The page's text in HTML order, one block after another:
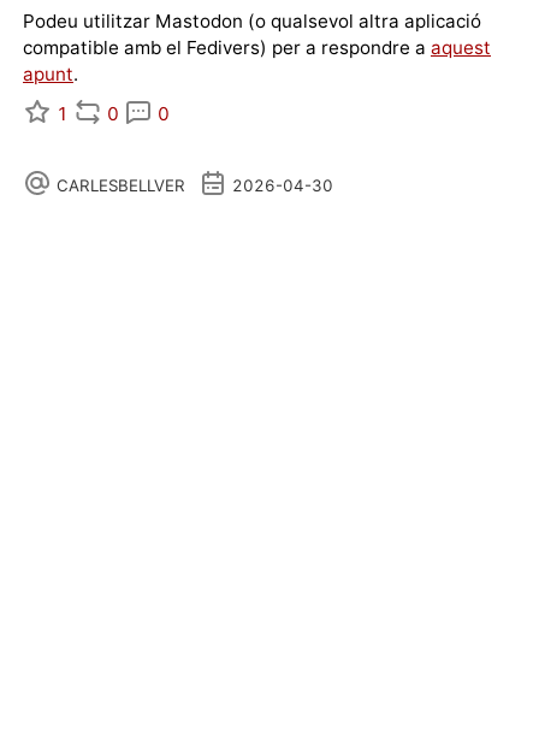
Podeu utilitzar Mastodon (o qualsevol altra aplicació
compatible amb el Fedivers) per a respondre a aquest
apunt.
1
0 0
CARLESBELLVER 2026-04-30